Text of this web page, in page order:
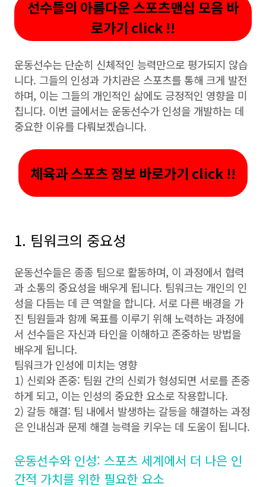
선수들의 아름다운 스포츠맨십 모음 바
로가기 click !!
운동선수는 단순히 신체적인 능력만으로 평가되지 않습
니다. 그들의 인성과 가치관은 스포츠를 통해 크게 발전
하며, 이는 그들의 개인적인 삶에도 긍정적인 영향을 미
칩니다. 이번 글에서는 운동선수가 인성을 개발하는 데
중요한 이유를 다뤄보겠습니다.
체육과 스포츠 정보 바로가기 click !!
1. 팀워크의 중요성
운동선수들은 종종 팀으로 활동하며, 이 과정에서 협력
과 소통의 중요성을 배우게 됩니다. 팀워크는 개인의 인
성을 다듬는 데 큰 역할을 합니다. 서로 다른 배경을 가
진 팀원들과 함께 목표를 이루기 위해 노력하는 과정에
서 선수들은 자신과 타인을 이해하고 존중하는 방법을
배우게 됩니다.
팀워크가 인성에 미치는 영향
1) 신뢰와 존중: 팀원 간의 신뢰가 형성되면 서로를 존중
하게 되고, 이는 인성의 중요한 요소로 작용합니다.
2) 갈등 해결: 팀 내에서 발생하는 갈등을 해결하는 과정
은 인내심과 문제 해결 능력을 키우는 데 도움이 됩니다.
운동선수와 인성: 스포츠 세계에서 더 나은 인
간적 가치를 위한 필요한 요소